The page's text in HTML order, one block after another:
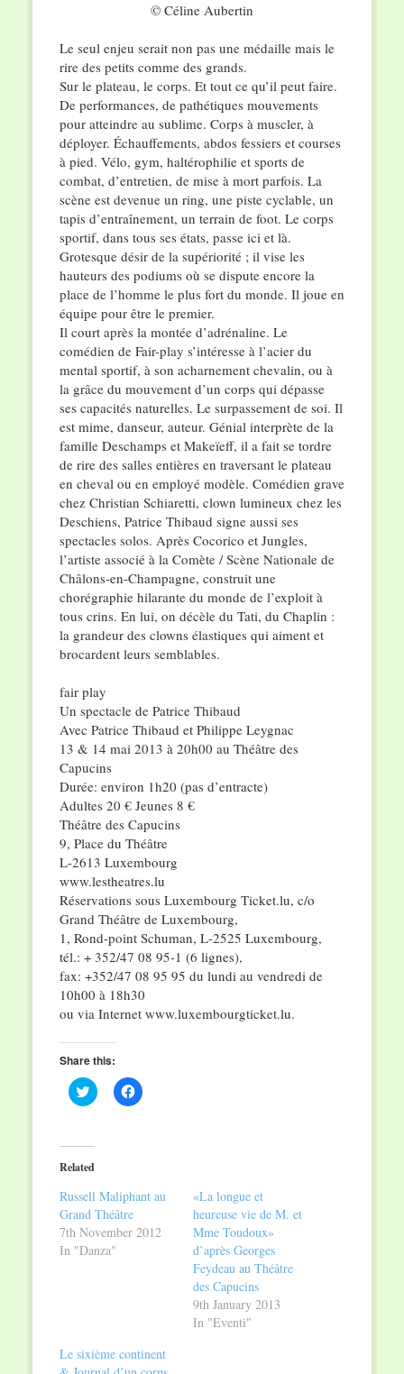
© Céline Aubertin
Le seul enjeu serait non pas une médaille mais le
rire des petits comme des grands.
Sur le plateau, le corps. Et tout ce qu’il peut faire.
De performances, de pathétiques mouvements
pour atteindre au sublime. Corps à muscler, à
déployer. Échauffements, abdos fessiers et courses
à pied. Vélo, gym, haltérophilie et sports de
combat, d’entretien, de mise à mort parfois. La
scène est devenue un ring, une piste cyclable, un
tapis d’entraînement, un terrain de foot. Le corps
sportif, dans tous ses états, passe ici et là.
Grotesque désir de la supériorité ; il vise les
hauteurs des podiums où se dispute encore la
place de l’homme le plus fort du monde. Il joue en
équipe pour être le premier.
Il court après la montée d’adrénaline. Le
comédien de Fair-play s’intéresse à l’acier du
mental sportif, à son acharnement chevalin, ou à
la grâce du mouvement d’un corps qui dépasse
ses capacités naturelles. Le surpassement de soi. Il
est mime, danseur, auteur. Génial interprète de la
famille Deschamps et Makeïeff, il a fait se tordre
de rire des salles entières en traversant le plateau
en cheval ou en employé modèle. Comédien grave
chez Christian Schiaretti, clown lumineux chez les
Deschiens, Patrice Thibaud signe aussi ses
spectacles solos. Après Cocorico et Jungles,
l’artiste associé à la Comète / Scène Nationale de
Châlons-en-Champagne, construit une
chorégraphie hilarante du monde de l’exploit à
tous crins. En lui, on décèle du Tati, du Chaplin :
la grandeur des clowns élastiques qui aiment et
brocardent leurs semblables.
fair play
Un spectacle de Patrice Thibaud
Avec Patrice Thibaud et Philippe Leygnac
13 & 14 mai 2013 à 20h00 au Théâtre des
Capucins
Durée: environ 1h20 (pas d’entracte)
Adultes 20 € Jeunes 8 €
Théâtre des Capucins
9, Place du Théâtre
L-2613 Luxembourg
www.lestheatres.lu
Réservations sous Luxembourg Ticket.lu, c/o
Grand Théâtre de Luxembourg,
1, Rond-point Schuman, L-2525 Luxembourg,
tél.: + 352/47 08 95-1 (6 lignes),
fax: +352/47 08 95 95 du lundi au vendredi de
10h00 à 18h30
ou via Internet www.luxembourgticket.lu.
Share this:
Click
to
(Opens
in
new
Click
to
Related
Russell Maliphant au
Grand Théâtre
7th November 2012
In "Danza"
«La longue et
heureuse vie de M. et
Mme Toudoux»
d’après Georges
Feydeau au Théâtre
des Capucins
9th January 2013
In "Eventi"
Le sixième continent